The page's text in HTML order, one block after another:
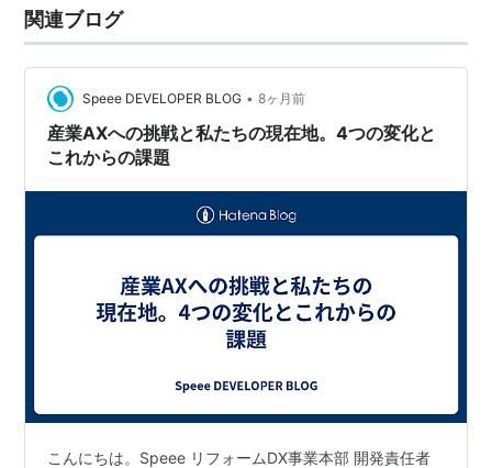
関連ブログ
Speee DEVELOPER BLOG • 8ヶ月前
産業AXへの挑戦と私たちの現在地。4つの変化と
これからの課題
こんにちは。Speee リフォームDX事業本部 開発責任者